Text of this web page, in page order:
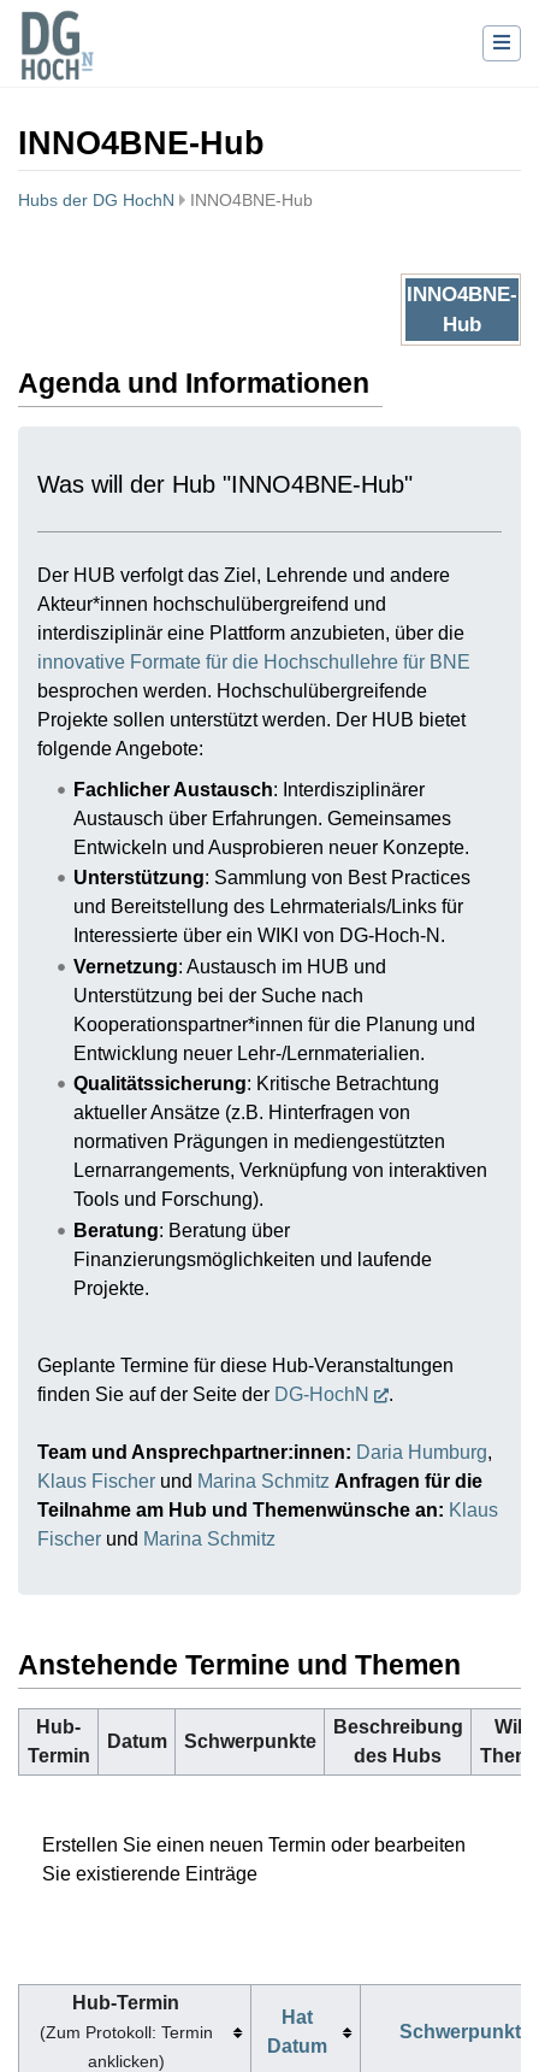
INNO4BNE-Hub
Hubs der DG HochN INNO4BNE-Hub
INNO4BNE-
Hub
Agenda und Informationen
Was will der Hub "INNO4BNE-Hub"
Der HUB verfolgt das Ziel, Lehrende und andere
Akteur*innen hochschulübergreifend und
interdisziplinär eine Plattform anzubieten, über die
innovative Formate für die Hochschullehre für BNE
besprochen werden. Hochschulübergreifende
Projekte sollen unterstützt werden. Der HUB bietet
folgende Angebote:
Fachlicher Austausch: Interdisziplinärer
Austausch über Erfahrungen. Gemeinsames
Entwickeln und Ausprobieren neuer Konzepte.
Unterstützung: Sammlung von Best Practices
und Bereitstellung des Lehrmaterials/Links für
Interessierte über ein WIKI von DG-Hoch-N.
Vernetzung: Austausch im HUB und
Unterstützung bei der Suche nach
Kooperationspartner*innen für die Planung und
Entwicklung neuer Lehr-/Lernmaterialien.
Qualitätssicherung: Kritische Betrachtung
aktueller Ansätze (z.B. Hinterfragen von
normativen Prägungen in mediengestützten
Lernarrangements, Verknüpfung von interaktiven
Tools und Forschung).
Beratung: Beratung über
Finanzierungsmöglichkeiten und laufende
Projekte.
Geplante Termine für diese Hub-Veranstaltungen
finden Sie auf der Seite der DG-HochN .
Team und Ansprechpartner:innen: Daria Humburg,
Klaus Fischer und Marina Schmitz Anfragen für die
Teilnahme am Hub und Themenwünsche an: Klaus
Fischer und Marina Schmitz
Anstehende Termine und Themen
Hub-
Termin
Datum Schwerpunkte
Beschreibung
des Hubs
Wiki-
Erstellen Sie einen neuen Termin oder bearbeiten
Sie existierende Einträge
Hub-Termin
(Zum Protokoll: Termin
anklicken)
Hat
Datum
Schwerpunkte